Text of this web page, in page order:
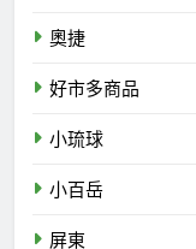
奧捷
好市多商品
小琉球
小百岳
屏東